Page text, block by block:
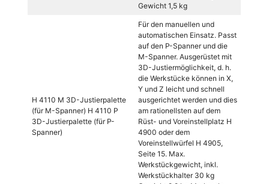
Gewicht 1,5 kg
H 4110 M 3D-Justierpalette
(für M-Spanner) H 4110 P
3D-Justierpalette (für P-
Spanner)
Für den manuellen und
automatischen Einsatz. Passt
auf den P-Spanner und die
M-Spanner. Ausgerüstet mit
3D-Justiermöglichkeit, d. h.
die Werkstücke können in X,
Y und Z leicht und schnell
ausgerichtet werden und dies
am rationellsten auf dem
Rüst- und Voreinstellplatz H
4900 oder dem
Voreinstellwürfel H 4905,
Seite 15. Max.
Werkstückgewicht, inkl.
Werkstückhalter 30 kg